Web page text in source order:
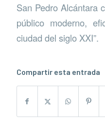
San Pedro Alcántara
público moderno,
ciudad del siglo XXI”.
Compartir esta entrada